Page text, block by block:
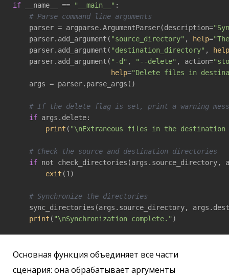
if __name__ == "__main__" :
# Parse command line arguments
    parser = argparse.ArgumentParser(description=
    parser.add_argument(
"source_directory" , help=
    parser.add_argument(
"destination_directory" ,
help
    parser.add_argument(
"-d" , "--delete" , action=
help="Delete files in
    args = parser.parse_args()
# If the delete flag is set, print a warning
if args.delete:
print ( "\nExtraneous files in the
# Check the source and destination directories
if not check_directories(args.source_directory,
exit (1)
# Synchronize the directories
sync_directories(args.source_directory,
print ( "\nSynchronization complete." )
Основная функция объединяет все части
сценария: она обрабатывает аргументы